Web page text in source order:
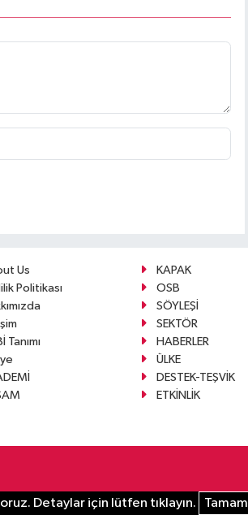
Us
KAPAK
Politikası
OSB
SÖYLEŞİ
SEKTÖR
Tanımı
HABERLER
ÜLKE
DESTEK-TEŞVİK
ETKİNLİK
Detaylar için lütfen tıklayın. Tamam